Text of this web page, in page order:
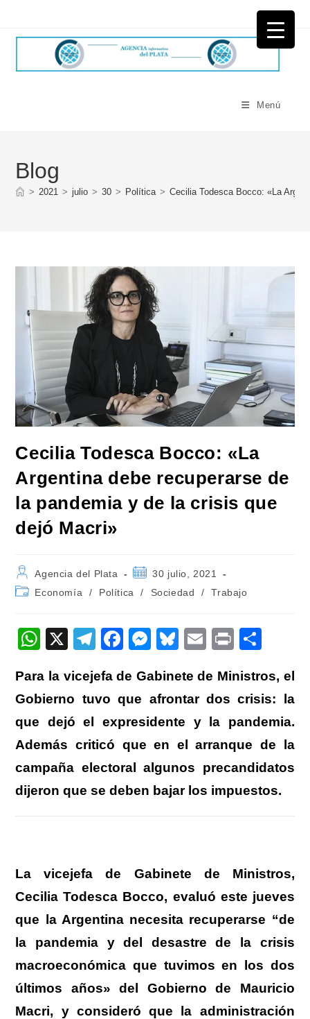
Menú
Blog
> 2021 > julio > 30 > Política > Cecilia Todesca Bocco: «La
Cecilia Todesca Bocco: «La
Argentina debe recuperarse de
la pandemia y de la crisis que
dejó Macri»
Autor
de
la
Agencia del Plata
Publicación
la
30 julio, 2021
Categoría
entrada:
Economía / Política / Sociedad / Trabajo
W
at
s
A
p
p
X
T
e
gr
a
m
F
c
e
b
o
o
k
M
ss
e
n
g
er
Bl
e
sk
y
E
ail
Pr
t
m
p
ar
tir
Para la vicejefa de Gabinete de Ministros, el
Gobierno tuvo que afrontar dos crisis: la
que dejó el expresidente y la pandemia.
Además criticó que en el arranque de la
campaña electoral algunos precandidatos
dijeron que se deben bajar los impuestos.
La vicejefa de Gabinete de Ministros,
Cecilia Todesca Bocco, evaluó este jueves
que la Argentina necesita recuperarse “de
la pandemia y del desastre de la crisis
macroeconómica que tuvimos en los dos
últimos años» del Gobierno de Mauricio
Macri, y consideró que la administración